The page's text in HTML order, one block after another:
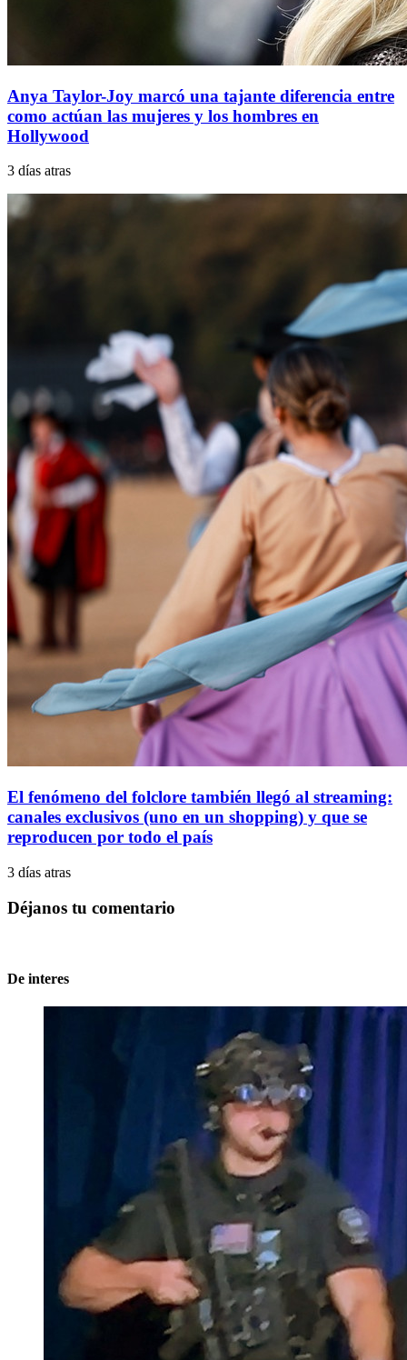
Anya Taylor-Joy marcó una tajante diferencia entre
como actúan las mujeres y los hombres en
Hollywood
3 días atras
El fenómeno del folclore también llegó al streaming:
canales exclusivos (uno en un shopping) y que se
reproducen por todo el país
3 días atras
Déjanos tu comentario
De interes